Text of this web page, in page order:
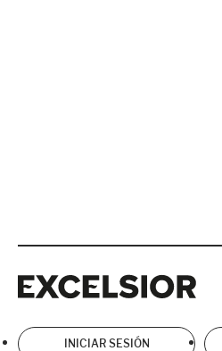
INICIAR SESIÓN